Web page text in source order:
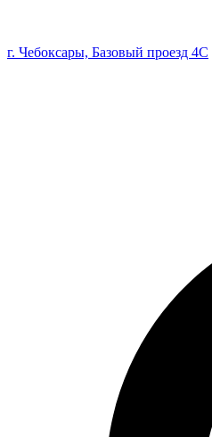
г. Чебоксары, Базовый проезд 4С